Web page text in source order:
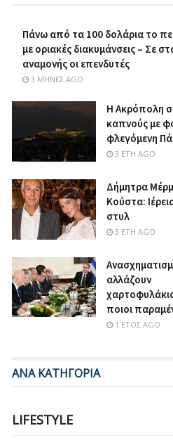
Πάνω από τα 100 δολάρια το
με οριακές διακυμάνσεις – Σε
αναμονής οι επενδυτές
3 ΜΉΝΕΣ AGO
Η Ακρόπολη
καπνούς με
φλεγόμενη
3 ΈΤΗ AGO
Δήμητρα
Κούστα:
στυλ
3 ΈΤΗ AGO
αλλάζουν
ποιοι
1 ΈΤΟΣ AGO
ΑΝΑ ΚΑΤΗΓΟΡΙΑ
LIFESTYLE